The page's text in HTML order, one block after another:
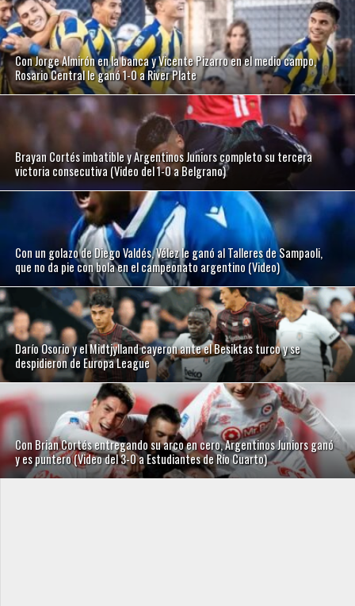
Con Jorge Almirón en la banca y Vicente Pizarro en el medio campo,
Rosario Central le ganó 1-0 a River Plate
Brayan Cortés imbatible y Argentinos Juniors completo su tercera
victoria consecutiva (Video del 1-0 a Belgrano)
Con un golazo de Diego Valdés, Vélez le ganó al Talleres de Sampaoli,
que no da pie con bola en el campeonato argentino (Video)
Darío Osorio y el Midtjylland cayeron ante el Besiktas turco y se
despidieron de Europa League
Con Brian Cortés entregando su arco en cero, Argentinos Juniors ganó
y es puntero (Video del 3-0 a Estudiantes de Río Cuarto)